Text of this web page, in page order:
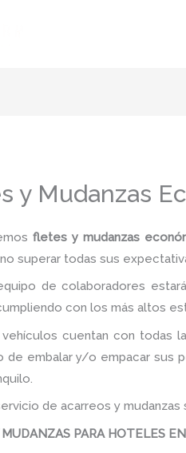
y Mudanzas
fletes y mudanzas
superar todas sus
de colaboradores
con los más altos
cuentan con todas
de embalar y/o empacar sus
de acarreos y
MUDANZAS PARA HOTELES